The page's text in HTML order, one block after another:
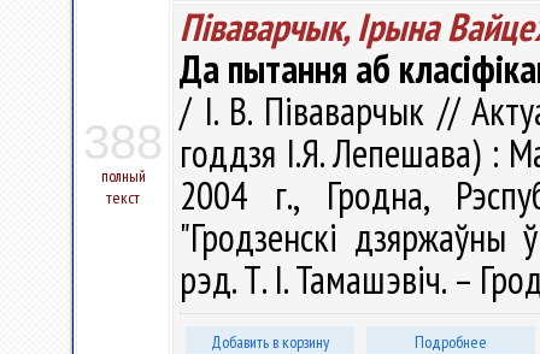
388
полный
текст
Піваварчык, Ірына
Да пытання аб
/ І. В. Піваварчык //
годдзя І.Я. Лепешава) :
2004 г., Гродна,
"Гродзенскі дзяржаўны
рэд. Т. І. Тамашэвіч. –
Добавить в корзину Подробнее